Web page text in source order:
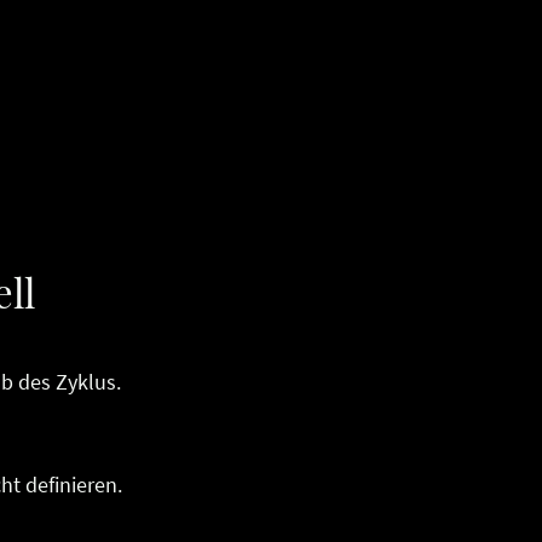
des Zyklus.
definieren.